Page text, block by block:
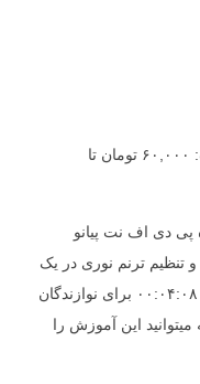
محدوده قیمت: ۶۰,۰۰۰ تومان تا
پی دی اف نت پیانو
تنظیم ترنم نوری در یک
ویدیو آموزشی با فرمت MP4 و زمان تقریبی ۰۰:۰۴:۰۸ برای نوازندگان
این آموزش را